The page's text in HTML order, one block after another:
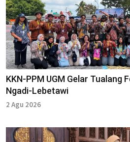
KKN-PPM UGM Gelar Tualang
Ngadi-Lebetawi
2 Agu 2026